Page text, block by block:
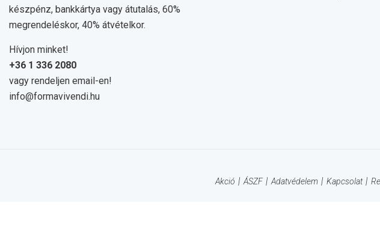
készpénz, bankkártya vagy átutalás, 60%
megrendeléskor, 40% átvételkor.
Hívjon minket!
+36 1 336 2080
vagy rendeljen email-en!
info@formavivendi.hu
Akció ÁSZF Adatvédelem Kapcsolat